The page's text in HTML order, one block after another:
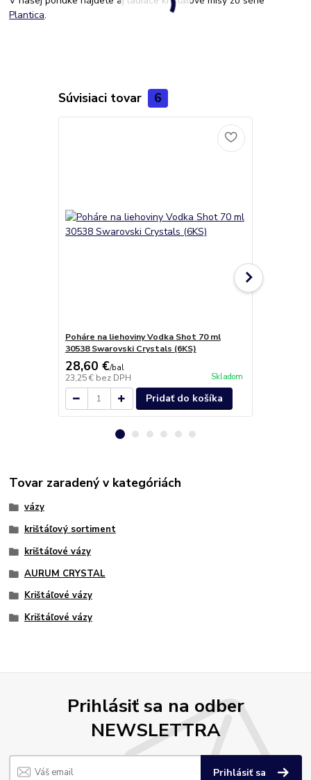
Plantica.
Súvisiaci tovar 6
Poháre na liehoviny Vodka Shot 70 ml
30538 Swarovski Crystals (6KS)
28,60 €/bal
23,25 € bez DPH Skladom
Pridať do košíka
Tovar zaradený v kategóriách
vázy
krištáľový sortiment
krištáľové vázy
AURUM CRYSTAL
Krištáľové vázy
Krištáľové vázy
Prihlásiť sa na odber
NEWSLETTRA
Prihlásiť sa